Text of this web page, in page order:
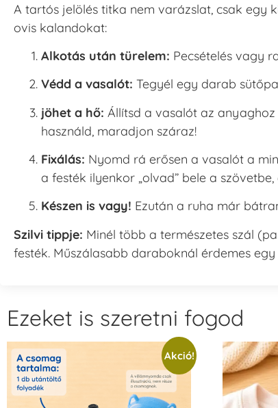
A tartós jelölés titka nem varázslat, csak egy
ovis kalandokat:
Alkotás után türelem: Pecsételés vagy
Védd a vasalót: Tegyél egy darab
jöhet a hő: Állítsd a vasalót az
használd, maradjon száraz!
Fixálás: Nyomd rá erősen a vasalót a
a festék ilyenkor „olvad” bele a
Készen is vagy! Ezután a ruha már
Szilvi tippje: Minél több a természetes szál
festék. Műszálasabb daraboknál érdemes
Ezeket is szeretni fogod
Akció!